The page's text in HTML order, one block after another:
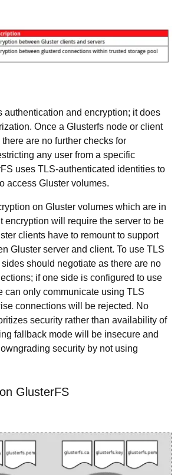
authentication and encryption; it does
Once a Glusterfs node or client
are no further checks for
any user from a specific
uses TLS-authenticated identities to
access Gluster volumes.
on Gluster volumes which are in
encryption will require the server to be
clients have to remount to support
Gluster server and client. To use TLS
should negotiate as there are no
if one side is configured to use
can only communicate using TLS
connections will be rejected. No
security rather than availability of
fallback mode will be insecure and
security by not using
GlusterFS